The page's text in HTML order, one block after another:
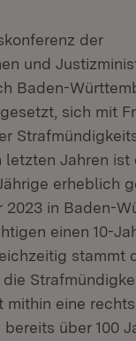
der
und
Baden-
sich mit
letzten Jahren
erheblich
2023 in Baden-
einen 10-
stammt
mithin eine
über 100